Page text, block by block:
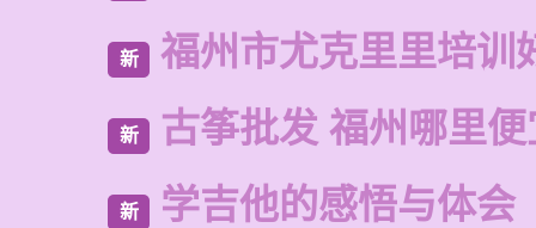
新 福州市尤克里里培训
新 古筝批发 福州哪里
新 学吉他的感悟与体会